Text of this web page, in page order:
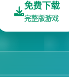
免费下载
完整版游戏